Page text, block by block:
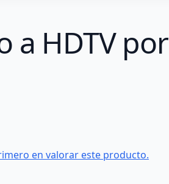
a HDTV por
en valorar este producto.